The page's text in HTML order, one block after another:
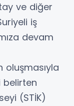
ve diğer
iş
devam
oluşmasıyla
belirten
(STİK)